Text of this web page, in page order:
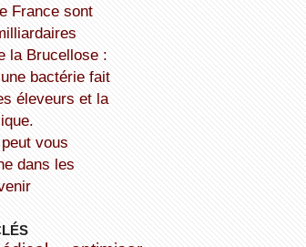
France sont
bactérie fait
éleveurs et la
dans les